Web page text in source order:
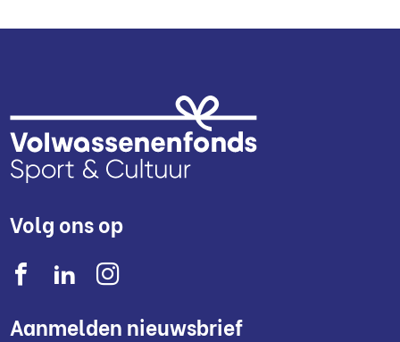
Volg ons op
Aanmelden nieuwsbrief